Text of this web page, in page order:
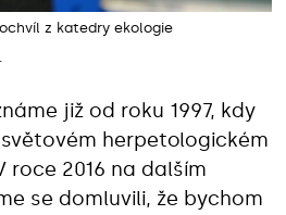
z katedry ekologie
již od roku 1997, kdy
herpetologickém
roce 2016 na dalším
se domluvili, že bychom